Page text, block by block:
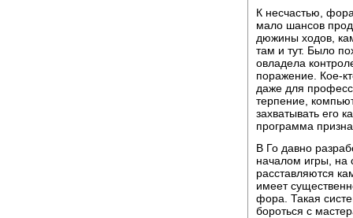
К несчастью,
мало шансов
дюжины ходов,
там и тут. Было
овладела
поражение. Кое-
даже для
терпение,
захватывать его
программа
В Го давно
началом игры, на
расставляются
имеет
фора. Такая
бороться с